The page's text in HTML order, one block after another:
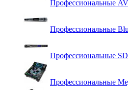
Профессиональные
Профессиональные
Профессиональные
Профессиональные